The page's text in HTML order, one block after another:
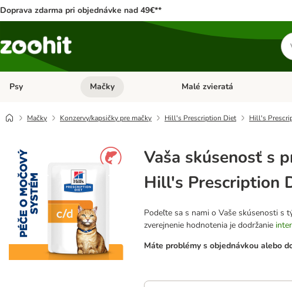
Doprava zdarma pri objednávke nad 49€**
Psy Otvoriť menu: Psy
Mačky Otvoriť menu: Mačky
Malé zvieratá
Mačky Konzervy/kapsičky pre mačky Hill's Prescription Diet Hill's
Vaša skúsenosť s
Hill's Prescription
Podeľte sa s nami o Vaše skúsenosti s
zverejnenie hodnotenia je dodržanie
Máte problémy s objednávkou alebo